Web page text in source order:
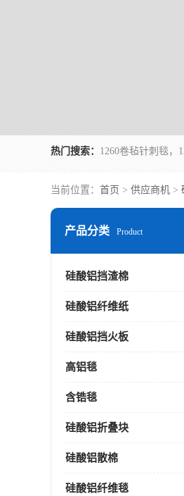
热门搜索：
当前位置： 首页 > 供应商机 >
产品分类 Product
硅酸铝挡渣棉
硅酸铝纤维纸
硅酸铝挡火板
高铝毯
含锆毯
硅酸铝折叠块
硅酸铝散棉
硅酸铝纤维毯